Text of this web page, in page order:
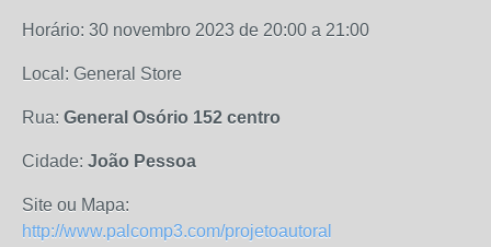
Horário: 30 novembro 2023 de 20:00 a 21:00
Local: General Store
Rua: General Osório 152 centro
Cidade: João Pessoa
Site ou Mapa:
http://www.palcomp3.com/projetoautoral